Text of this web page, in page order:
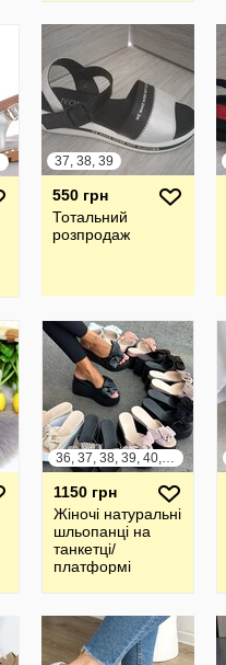
Італія
37, 38, 39
550 грн
Тотальний
розпродаж
36, 37, 38, 39, 40, 41
1150 грн
Жіночі натуральні
шльопанці на
танкетці/
платформі